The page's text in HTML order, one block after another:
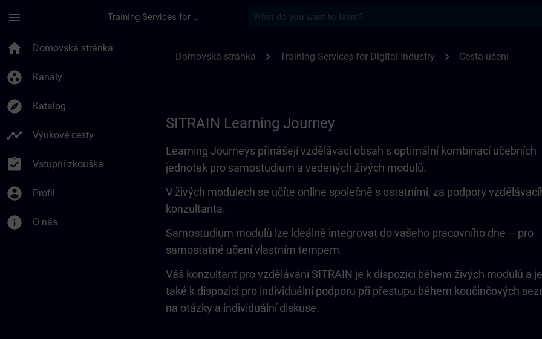
menu Training Services for Digital Industries
home Domovská stránka
group_work Kanály
explore Katalog
timeline Výukové cesty
assignment_turned_in Vstupní zkouška
account_circle Profil
info O nás
Domovská stránka chevron_right Training Services for Digital Industry chevron_right Cesta učení
SITRAIN Learning Journey
Learning Journeys přinášejí vzdělávací obsah s optimální kombinací učebních
jednotek pro samostudium a vedených živých modulů.
V živých modulech se učíte online společně s ostatními, za podpory
konzultanta.
Samostudium modulů lze ideálně integrovat do vašeho pracovního dne – pro
samostatné učení vlastním tempem.
Váš konzultant pro vzdělávání SITRAIN je k dispozici během živých modulů a je
také k dispozici pro individuální podporu při přestupu během koučinčových
na otázky a individuální diskuse.